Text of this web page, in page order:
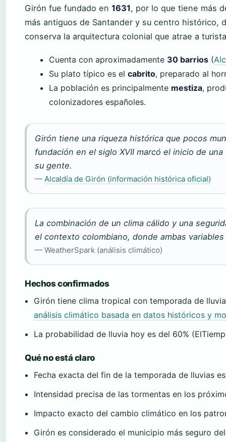
Girón fue fundado en 1631, por lo que tiene más
más antiguos de Santander y su centro histórico,
conserva la arquitectura colonial que atrae a
Cuenta con aproximadamente 30 barrios (
Su plato típico es el cabrito, preparado al
La población es principalmente mestiza,
colonizadores españoles.
Girón tiene una riqueza histórica que pocos
fundación en el siglo XVII marcó el inicio de
su gente.
— Alcaldía de Girón (información histórica oficial)
La combinación de un clima cálido y una
el contexto colombiano, donde ambas
— WeatherSpark (análisis climático)
Hechos confirmados
Girón tiene clima tropical con temporada de
análisis climático basada en datos históricos y
La probabilidad de lluvia hoy es del 60%
Qué no está claro
Fecha exacta del fin de la temporada de lluvias
Intensidad precisa de las tormentas en los
Impacto exacto del cambio climático en los
Girón es considerado el municipio más seguro